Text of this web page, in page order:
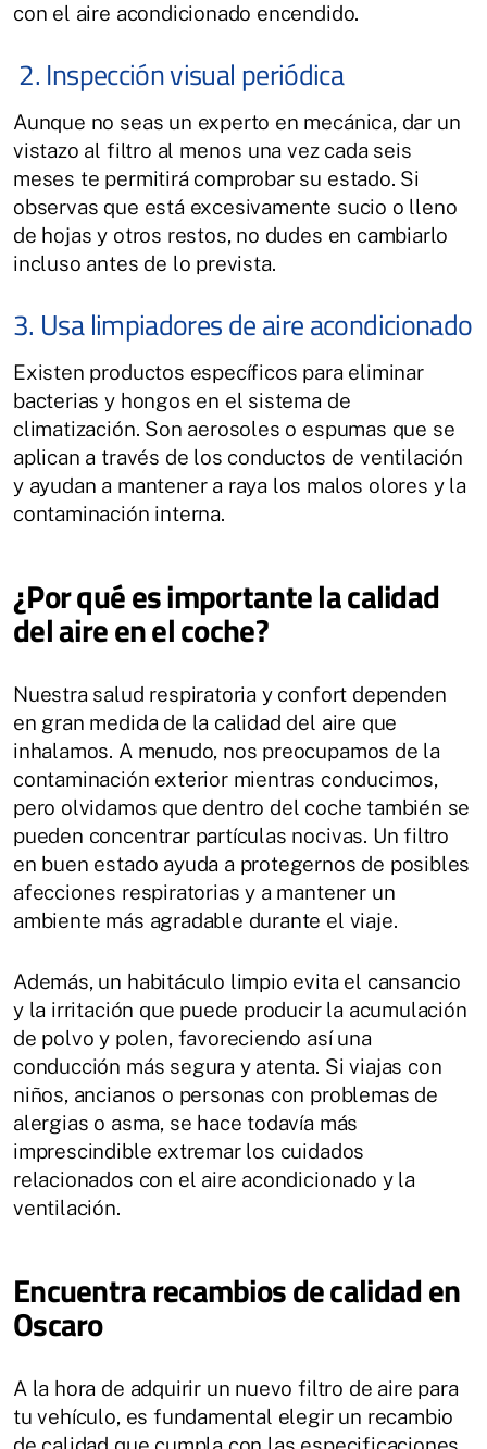
con el aire acondicionado encendido.
2. Inspección visual periódica
Aunque no seas un experto en mecánica, dar un
vistazo al filtro al menos una vez cada seis
meses te permitirá comprobar su estado. Si
observas que está excesivamente sucio o lleno
de hojas y otros restos, no dudes en cambiarlo
incluso antes de lo prevista.
3. Usa limpiadores de aire acondicionado
Existen productos específicos para eliminar
bacterias y hongos en el sistema de
climatización. Son aerosoles o espumas que se
aplican a través de los conductos de ventilación
y ayudan a mantener a raya los malos olores y la
contaminación interna.
¿Por qué es importante la calidad
del aire en el coche?
Nuestra salud respiratoria y confort dependen
en gran medida de la calidad del aire que
inhalamos. A menudo, nos preocupamos de la
contaminación exterior mientras conducimos,
pero olvidamos que dentro del coche también se
pueden concentrar partículas nocivas. Un filtro
en buen estado ayuda a protegernos de posibles
afecciones respiratorias y a mantener un
ambiente más agradable durante el viaje.
Además, un habitáculo limpio evita el cansancio
y la irritación que puede producir la acumulación
de polvo y polen, favoreciendo así una
conducción más segura y atenta. Si viajas con
niños, ancianos o personas con problemas de
alergias o asma, se hace todavía más
imprescindible extremar los cuidados
relacionados con el aire acondicionado y la
ventilación.
Encuentra recambios de calidad en
Oscaro
A la hora de adquirir un nuevo filtro de aire para
tu vehículo, es fundamental elegir un recambio